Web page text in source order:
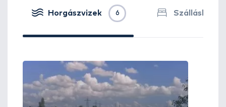
Horgászvizek 6